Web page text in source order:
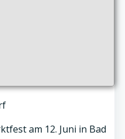
am 12. Juni in Bad